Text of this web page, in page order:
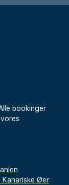
bookinger
Kanariske Øer